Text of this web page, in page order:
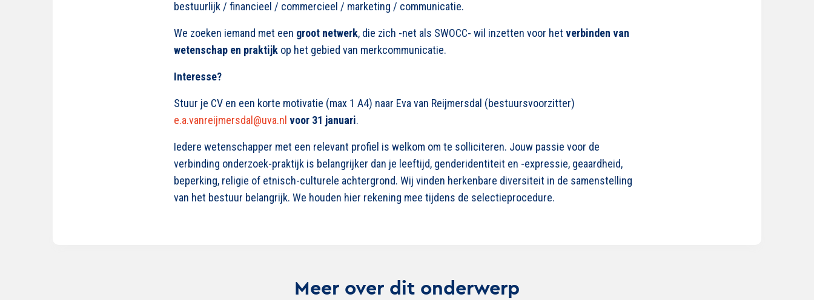
bestuurlijk / financieel / commercieel / marketing / communicatie.
We zoeken iemand met een groot netwerk, die zich -net als SWOCC- wil inzetten voor het verbinden van
wetenschap en praktijk op het gebied van merkcommunicatie.
Interesse?
Stuur je CV en een korte motivatie (max 1 A4) naar Eva van Reijmersdal (bestuursvoorzitter)
e.a.vanreijmersdal@uva.nl voor 31 januari.
Iedere wetenschapper met een relevant profiel is welkom om te solliciteren. Jouw passie voor de
verbinding onderzoek-praktijk is belangrijker dan je leeftijd, genderidentiteit en -expressie, geaardheid,
beperking, religie of etnisch-culturele achtergrond. Wij vinden herkenbare diversiteit in de samenstelling
van het bestuur belangrijk. We houden hier rekening mee tijdens de selectieprocedure.
Meer over dit onderwerp